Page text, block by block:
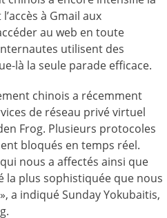
à Gmail aux
au web en toute
utilisent des
là la seule parade efficace.
chinois a récemment
de réseau privé virtuel
Frog. Plusieurs protocoles
bloqués en temps réel.
nous a affectés ainsi que
la plus sophistiquée que nous
a indiqué Sunday Yokubaitis,